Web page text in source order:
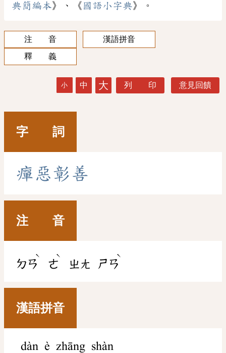
典簡編本》、《 國語小字典》。
注 音
漢語拼音
釋 義
小 中 大 列 印 意見回饋
字 詞
癉 惡彰善
注 音
ㄉㄢ
ˋ
ㄜ
ˋ
ㄓㄤ ㄕㄢ
ˋ
漢語拼音
dàn è zhāng shàn